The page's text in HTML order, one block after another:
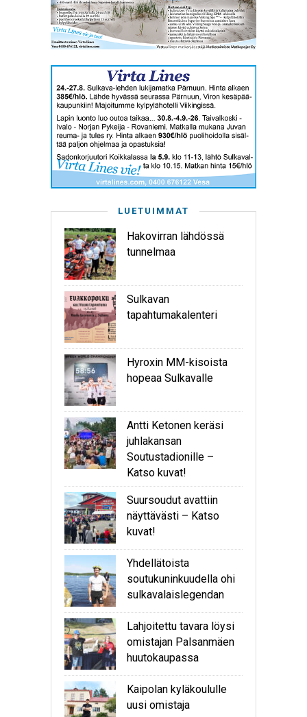
LUETUIMMAT
Hakovirran lähdössä
tunnelmaa
Sulkavan
tapahtumakalenteri
Hyroxin MM-kisoista
hopeaa Sulkavalle
Antti Ketonen keräsi
juhlakansan
Soutustadionille –
Katso kuvat!
Suursoudut avattiin
näyttävästi – Katso
kuvat!
Yhdellätoista
soutukuninkuudella ohi
sulkavalaislegendan
Lahjoitettu tavara löysi
omistajan Palsanmäen
huutokaupassa
Kaipolan kyläkoululle
uusi omistaja